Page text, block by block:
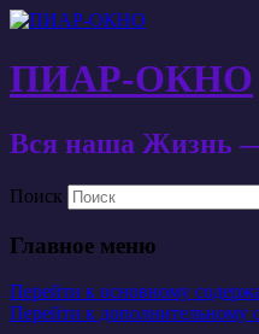
ПИАР-ОКНО
Вся наша Жизнь
Поиск
Главное меню
Перейти к основному
Перейти к дополнительному